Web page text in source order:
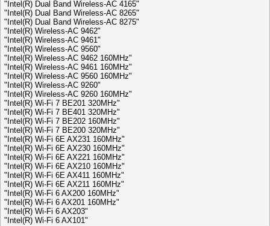
"Intel(R) Dual Band Wireless-AC 4165"
"Intel(R) Dual Band Wireless-AC 8265"
"Intel(R) Dual Band Wireless-AC 8275"
"Intel(R) Wireless-AC 9462"
"Intel(R) Wireless-AC 9461"
"Intel(R) Wireless-AC 9560"
"Intel(R) Wireless-AC 9462 160MHz"
"Intel(R) Wireless-AC 9461 160MHz"
"Intel(R) Wireless-AC 9560 160MHz"
"Intel(R) Wireless-AC 9260"
"Intel(R) Wireless-AC 9260 160MHz"
"Intel(R) Wi-Fi 7 BE201 320MHz"
"Intel(R) Wi-Fi 7 BE401 320MHz"
"Intel(R) Wi-Fi 7 BE202 160MHz"
"Intel(R) Wi-Fi 7 BE200 320MHz"
"Intel(R) Wi-Fi 6E AX231 160MHz"
"Intel(R) Wi-Fi 6E AX230 160MHz"
"Intel(R) Wi-Fi 6E AX221 160MHz"
"Intel(R) Wi-Fi 6E AX210 160MHz"
"Intel(R) Wi-Fi 6E AX411 160MHz"
"Intel(R) Wi-Fi 6E AX211 160MHz"
"Intel(R) Wi-Fi 6 AX200 160MHz"
"Intel(R) Wi-Fi 6 AX201 160MHz"
"Intel(R) Wi-Fi 6 AX203"
"Intel(R) Wi-Fi 6 AX101"